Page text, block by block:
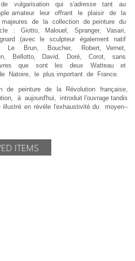
vulgarisation qui s'adresse tant au
amateur leur offrant le plaisir de la
de la collection de peinture du
: Giotto, Malouel, Spranger, Vasari,
(avec le sculpteur également natif
Le Brun, Boucher, Robert, Vernet,
Bellotto, David, Doré, Corot, sans
que sont les deux Watteau et
Natoire, le plus important de France.
de peinture de la Révolution française,
à aujourd'hui, introduit l'ouvrage tandis
illustré en révèle l'exhaustivité du moyen-­
ITEMS